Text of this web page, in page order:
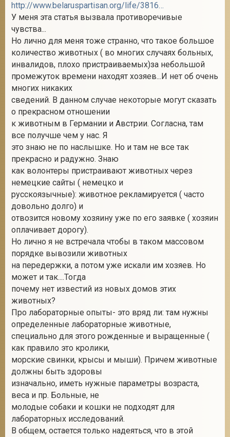
http://www.belaruspartisan.org/life/381643/
У меня эта статья вызвала противоречивые
чувства...
Но лично для меня тоже странно, что такое большое
количество животных ( во многих случаях больных,
инвалидов, плохо пристраиваемых)за небольшой
промежуток времени находят хозяев...И нет об очень
многих никаких
сведений. В данном случае некоторые могут сказать
о прекрасном отношении
к животным в Германии и Австрии. Согласна, там
все получше чем у нас. Я
это знаю не по наслышке. Но и там не все так
прекрасно и радужно. Знаю
как волонтеры пристраивают животных через
немецкие сайты ( немецко и
русскоязычные): животное рекламируется ( часто
довольно долго) и
отвозится новому хозяину уже по его заявке ( хозяин
оплачивает дорогу).
Но лично я не встречала чтобы в таком массовом
порядке вывозили животных
на передержки, а потом уже искали им хозяев. Но
может и так....Тогда
почему нет известий из новых домов этих
животных?
Про лабораторные опыты- это вряд ли: там нужны
определенные лабораторные животные,
специально для этого рожденные и выращенные (
как правило это кролики,
морские свинки, крысы и мыши). Причем животные
должны быть здоровы
изначально, иметь нужные параметры возраста,
веса и пр. Больные, не
молодые собаки и кошки не подходят для
лабораторных исследований.
В общем, остается только надеяться, что в этой